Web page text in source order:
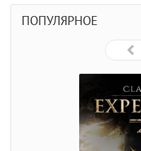
ПОПУЛЯРНОЕ